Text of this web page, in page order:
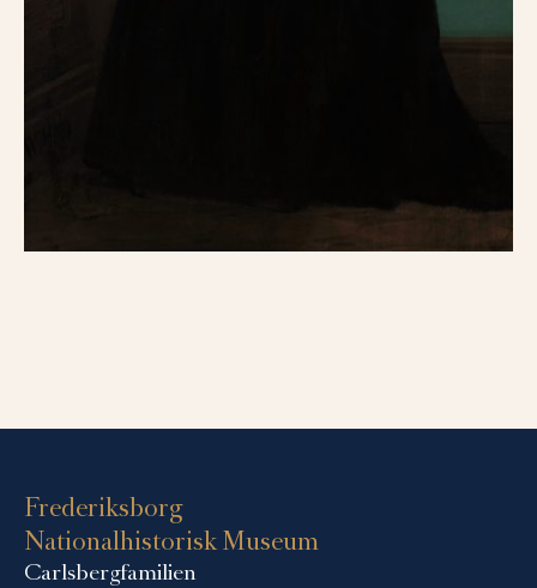
Frederiksborg
Nationalhistorisk Museum
Carlsbergfamilien